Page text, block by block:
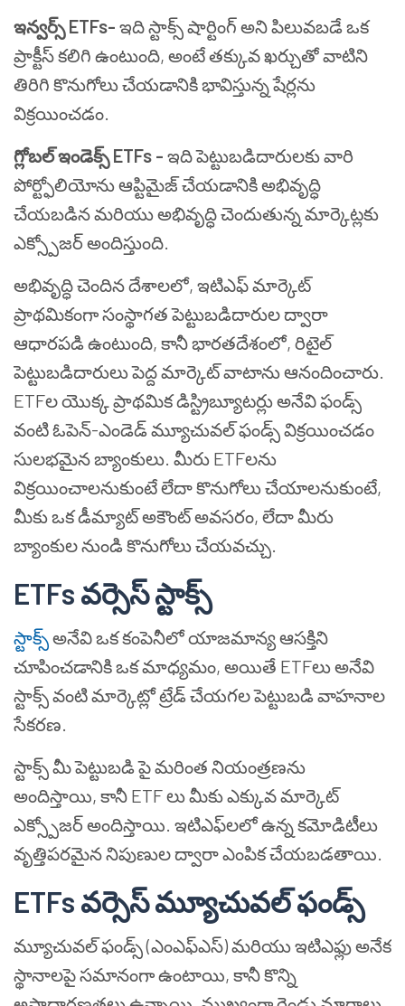
ఇన్వర్స్ ETFs- ఇది స్టాక్స్ షార్టింగ్ అని పిలువబడే ఒక
ప్రాక్టీస్ కలిగి ఉంటుంది, అంటే తక్కువ ఖర్చుతో వాటిని
తిరిగి కొనుగోలు చేయడానికి భావిస్తున్న షేర్లను
విక్రయించడం.
గ్లోబల్ ఇండెక్స్ ETFs - ఇది పెట్టుబడిదారులకు వారి
పోర్ట్ఫోలియోను ఆప్టిమైజ్ చేయడానికి అభివృద్ధి
చేయబడిన మరియు అభివృద్ధి చెందుతున్న మార్కెట్లకు
ఎక్స్పోజర్ అందిస్తుంది.
అభివృద్ధి చెందిన దేశాలలో, ఇటిఎఫ్ మార్కెట్
ప్రాథమికంగా సంస్థాగత పెట్టుబడిదారుల ద్వారా
ఆధారపడి ఉంటుంది, కానీ భారతదేశంలో, రిటైల్
పెట్టుబడిదారులు పెద్ద మార్కెట్ వాటాను ఆనందించారు.
ETFల యొక్క ప్రాథమిక డిస్ట్రిబ్యూటర్లు అనేవి ఫండ్స్
వంటి ఓపెన్-ఎండెడ్ మ్యూచువల్ ఫండ్స్ విక్రయించడం
సులభమైన బ్యాంకులు. మీరు ETFలను
విక్రయించాలనుకుంటే లేదా కొనుగోలు చేయాలనుకుంటే,
మీకు ఒక డీమ్యాట్ అకౌంట్ అవసరం, లేదా మీరు
బ్యాంకుల నుండి కొనుగోలు చేయవచ్చు.
ETFs వర్సెస్ స్టాక్స్
స్టాక్స్అనేవి ఒక కంపెనీలో యాజమాన్య ఆసక్తిని
చూపించడానికి ఒక మాధ్యమం, అయితే ETFలు అనేవి
స్టాక్స్ వంటి మార్కెట్లో ట్రేడ్ చేయగల పెట్టుబడి వాహనాల
సేకరణ.
స్టాక్స్ మీ పెట్టుబడి పై మరింత నియంత్రణను
అందిస్తాయి, కానీ ETF లు మీకు ఎక్కువ మార్కెట్
ఎక్స్పోజర్ అందిస్తాయి. ఇటిఎఫ్‌లలో ఉన్న కమోడిటీలు
వృత్తిపరమైన నిపుణుల ద్వారా ఎంపిక చేయబడతాయి.
ETFs వర్సెస్ మ్యూచువల్ ఫండ్స్
మ్యూచువల్ ఫండ్స్ (ఎంఎఫ్ఎస్) మరియు ఇటిఎఫ్లు అనేక
స్థానాలపై సమానంగా ఉంటాయి, కానీ కొన్ని